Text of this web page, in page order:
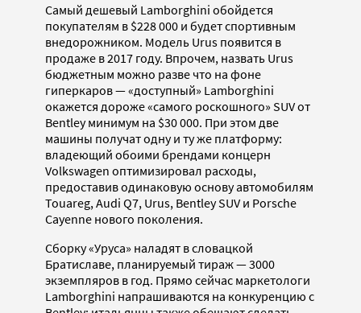
Самый дешевый Lamborghini обойдется
покупателям в $228 000 и будет спортивным
внедорожником. Модель Urus появится в
продаже в 2017 году. Впрочем, назвать Urus
бюджетным можно разве что на фоне
гиперкаров — «доступный» Lamborghini
окажется дороже «самого роскошного» SUV от
Bentley минимум на $30 000. При этом две
машины получат одну и ту же платформу:
владеющий обоими брендами концерн
Volkswagen оптимизировал расходы,
предоставив одинаковую основу автомобилям
Touareg, Audi Q7, Urus, Bentley SUV и Porsche
Cayenne нового поколения.
Сборку «Уруса» наладят в словацкой
Братиславе, планируемый тираж — 3000
экземпляров в год. Прямо сейчас маркетологи
Lamborghini напрашиваются на конкуренцию с